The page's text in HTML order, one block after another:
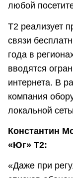
любой
T2 реализует
связи
года в
вводятся
интернета. В
компания
локальной
Константин
«Юг» T2:
«Даже при